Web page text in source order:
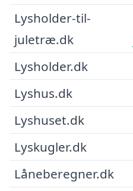
Lysholder-til-
juletræ.dk
Lysholder.dk
Lyshus.dk
Lyshuset.dk
Lyskugler.dk
Låneberegner.dk